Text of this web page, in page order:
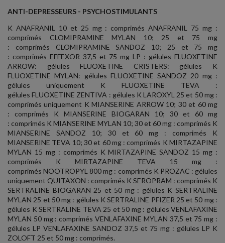
ANTI-DEPRESSEURS - PSYCHOSTIMULANTS
K ANAFRANIL 10 et 25 mg : comprimés ANAFRANIL 75 mg :
comprimés CLOMIPRAMINE MYLAN 10; 25 et 75 mg
: comprimés CLOMIPRAMINE SANDOZ 10; 25 et 75 mg
: comprimés EFFEXOR 37,5 et 75 mg LP : gélules FLUOXETINE
ARROW: gélules FLUOXETINE CRISTERS: gélules K
FLUOXETINE MYLAN: gélules FLUOXETINE SANDOZ 20 mg :
gélules uniquement K FLUOXETINE TEVA :
gélules FLUOXETINE ZENTIVA : gélules K LAROXYL 25 et 50 mg :
comprimés uniquement K MIANSERINE ARROW 10; 30 et 60 mg
: comprimés K MIANSERINE BIOGARAN 10; 30 et 60 mg
: comprimés K MIANSERINE MYLAN 10; 30 et 60 mg : comprimés K
MIANSERINE SANDOZ 10; 30 et 60 mg : comprimés K
MIANSERINE TEVA 10; 30 et 60 mg : comprimés K MIRTAZAPINE
MYLAN 15 mg : comprimés K MIRTAZAPINE SANDOZ 15 mg :
comprimés K MIRTAZAPINE TEVA 15 mg :
comprimés NOOTROPYL 800 mg : comprimés K PROZAC : gélules
uniquement QUITAXON : comprimés K SEROPRAM : comprimés K
SERTRALINE BIOGARAN 25 et 50 mg : gélules K SERTRALINE
MYLAN 25 et 50 mg : gélules K SERTRALINE PFIZER 25 et 50 mg :
gélules K SERTRALINE TEVA 25 et 50 mg : gélules VENLAFAXINE
MYLAN 50 mg : comprimés VENLAFAXINE MYLAN 37,5 et 75 mg :
gélules LP VENLAFAXINE SANDOZ 37,5 et 75 mg : gélules LP K
ZOLOFT 25 et 50 mg : comprimés.